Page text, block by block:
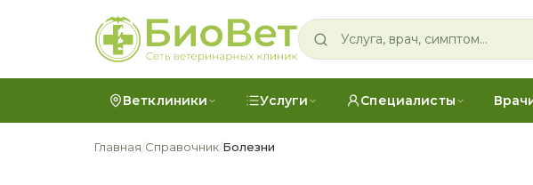
Ветклиники Услуги Специалисты
Главная/Справочник/Болезни